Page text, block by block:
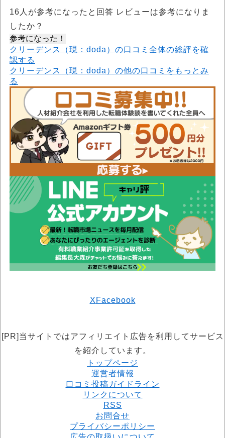
16 人が参考になったと回答 レビューは参考になりま
したか？
参考になった！
クリーデンス（現：doda）の口コミ全体の総評を確
認する
クリーデンス（現：doda）の他の口コミをもっとみ
る
X Facebook
[PR]当サイトではアフィリエイト広告を利用してサービス
を紹介しています。
トップページ
運営者情報
口コミ投稿ガイドライン
リンクについて
RSS
お問合せ
プライバシーポリシー